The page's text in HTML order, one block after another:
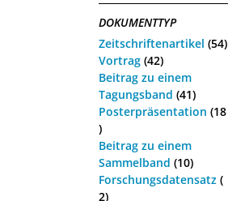
DOKUMENTTYP
Zeitschriftenartikel (54)
Vortrag (42)
Beitrag zu einem
Tagungsband (41)
Posterpräsentation (18
)
Beitrag zu einem
Sammelband (10)
Forschungsdatensatz (
2)